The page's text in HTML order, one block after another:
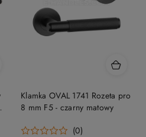
Klamka OVAL 1741 Rozeta pro
8 mm F5 - czarny matowy
(0)